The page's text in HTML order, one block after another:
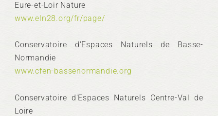
Eure-et-Loir Nature
www.eln28.org/fr/page/
Conservatoire d'Espaces Naturels de Basse-
Normandie
www.cfen-bassenormandie.org
Conservatoire d'Espaces Naturels Centre-Val de
Loire